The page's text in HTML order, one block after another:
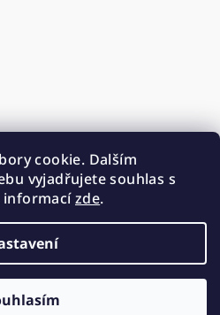
cookie. Dalším
vyjadřujete souhlas s
informacízde.